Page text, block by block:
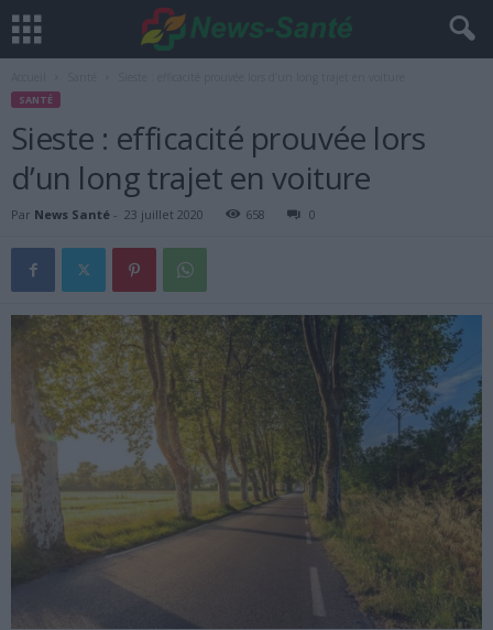
SANTÉ
Sieste : efficacité prouvée lors
d’un long trajet en voiture
Par News Santé - 23 juillet 2020 658 0